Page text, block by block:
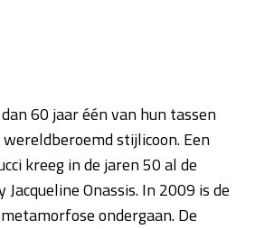
60 jaar één van hun tassen
stijlicoon. Een
kreeg in de jaren 50 al de
Onassis. In 2009 is de
ondergaan. De